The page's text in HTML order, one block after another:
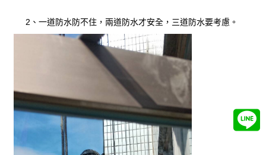
2、一道防水防不住，兩道防水才安全，三道防水要考慮。